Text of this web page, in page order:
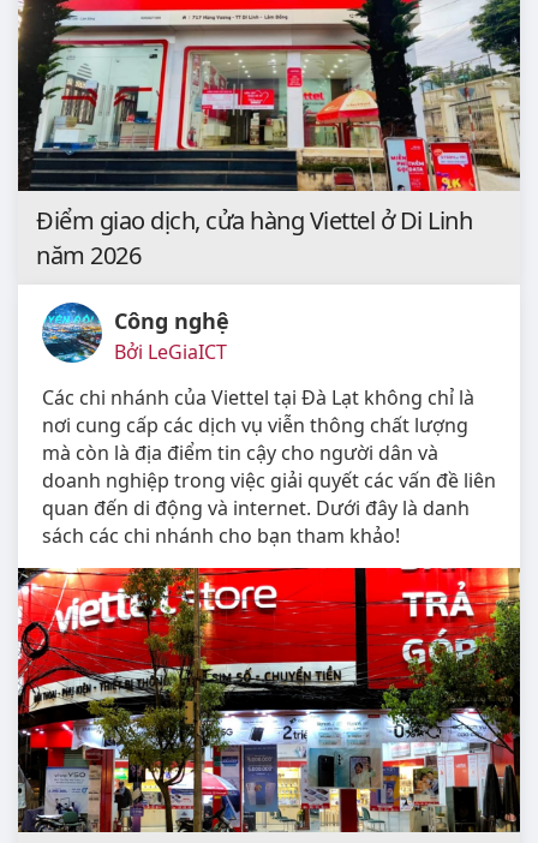
Điểm giao dịch, cửa hàng Viettel ở Di Linh
năm 2026
Công nghệ
Bởi LeGiaICT
Các chi nhánh của Viettel tại Đà Lạt không chỉ là
nơi cung cấp các dịch vụ viễn thông chất lượng
mà còn là địa điểm tin cậy cho người dân và
doanh nghiệp trong việc giải quyết các vấn đề liên
quan đến di động và internet. Dưới đây là danh
sách các chi nhánh cho bạn tham khảo!